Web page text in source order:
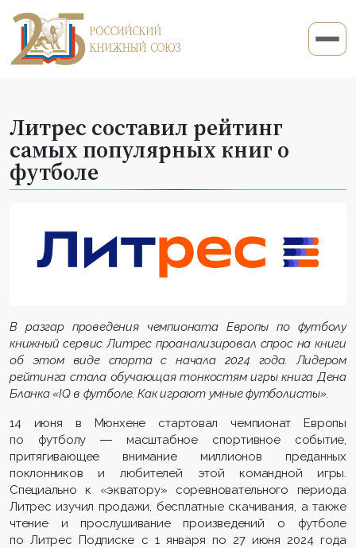
Литрес составил рейтинг
самых популярных книг о
футболе
В разгар проведения чемпионата Европы по футболу
книжный сервис Литрес проанализировал спрос на книги
об этом виде спорта с начала 2024 года. Лидером
рейтинга стала обучающая тонкостям игры книга Дена
Бланка «IQ в футболе. Как играют умные футболисты».
14 июня в Мюнхене стартовал чемпионат Европы
по футболу ― масштабное спортивное событие,
притягивающее внимание миллионов преданных
поклонников и любителей этой командной игры.
Специально к «экватору» соревновательного периода
Литрес изучил продажи, бесплатные скачивания, а также
чтение и прослушивание произведений о футболе
по Литрес Подписке с 1 января по 27 июня 2024 года